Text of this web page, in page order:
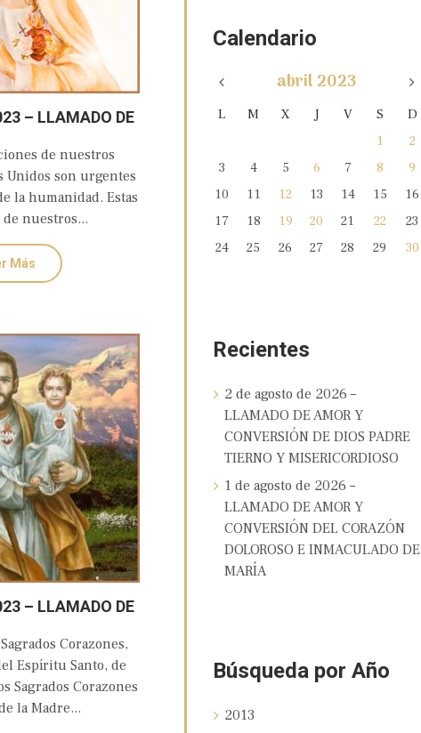
– LLAMADO DE
E
DE MARÍA
de nuestros
Unidos son urgentes
la humanidad. Estas
nuestros...
Más
– LLAMADO DE
DE SAN JOSÉ
Corazones,
Espíritu Santo, de
Sagrados Corazones
la Madre...
Calendario
abril 2023
L M X J V S
D
1
2
3
4 5 6 7 8
9
10
11 12 13 14 15
16
17
18 19 20 21 22
23
24
25 26 27 28 29 30
Recientes
2 de agosto de 2026 –
LLAMADO DE AMOR Y
CONVERSIÓN DE DIOS PADRE
TIERNO Y MISERICORDIOSO
1 de agosto de 2026 –
LLAMADO DE AMOR Y
CONVERSIÓN DEL CORAZÓN
DOLOROSO E INMACULADO DE
MARÍA
Búsqueda por Año
2013